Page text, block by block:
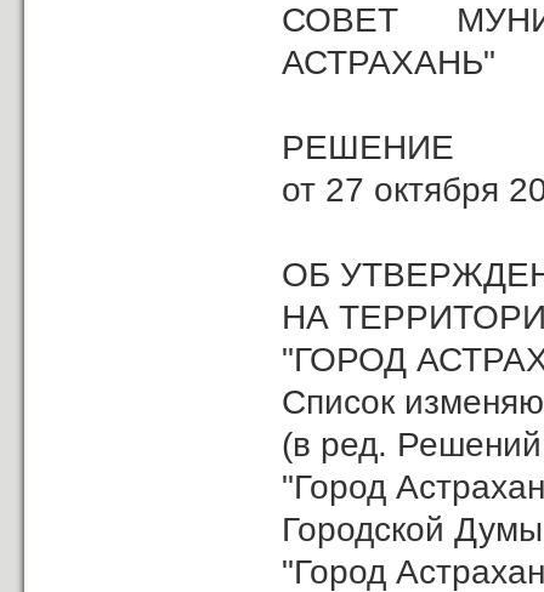
СОВЕТ
АСТРАХАНЬ"
РЕШЕНИЕ
от 27 октября
ОБ
НА
"ГОРОД
Список
(в ред.
"Город
Городской
"Город